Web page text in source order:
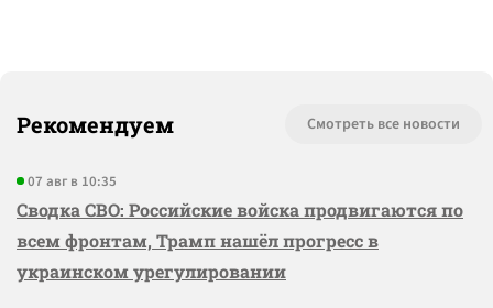
Рекомендуем Смотреть все новости
07 авг в 10:35
Сводка СВО: Российские войска продвигаются по
всем фронтам, Трамп нашёл прогресс в
украинском урегулировании